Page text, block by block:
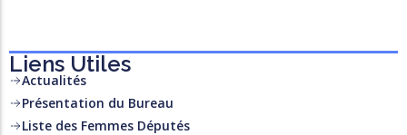
Liens Utiles
Actualités
Présentation du Bureau
Liste des Femmes Députés